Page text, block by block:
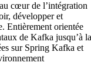
cœur de l’intégration
développer et
Entièrement orientée
de Kafka jusqu’à la
sur Spring Kafka et